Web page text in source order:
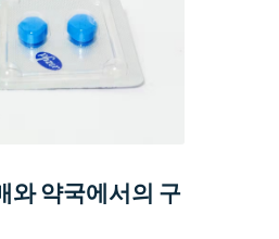
와 약국에서의 구